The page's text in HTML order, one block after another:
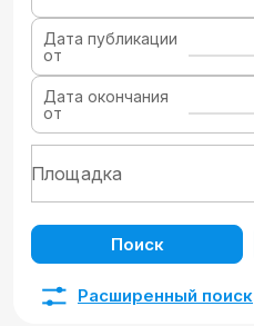
Дата публикации
от
Дата окончания
от
Поиск
Расширенный поиск